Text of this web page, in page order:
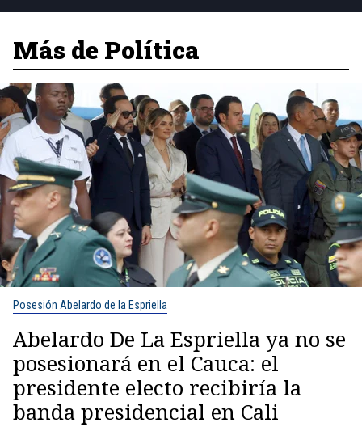
Más de Política
Posesión Abelardo de la Espriella
Abelardo De La Espriella ya no se
posesionará en el Cauca: el
presidente electo recibiría la
banda presidencial en Cali